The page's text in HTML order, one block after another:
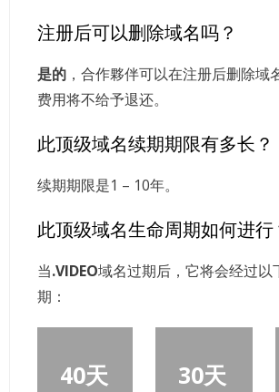
注册后可以删除域名吗？
是的 ，合作夥伴可以在注册后删除域
费用将不给予退还。
此顶级域名续期期限有多长？
续期期限是1 – 10年。
此顶级域名生命周期如何进行
当.VIDEO域名过期后，它将会经过以
期：
40天 30天